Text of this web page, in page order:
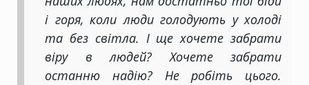
і горя, коли люди голодують у холоді
та без світла. І ще хочете забрати
віру в людей? Хочете забрати
останню надію? Не робіть цього.